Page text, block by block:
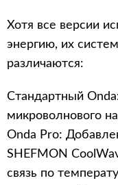
Хотя все версии
энергию, их
различаются:
Стандартный
микроволнового
Onda Pro:
SHEFMON
связь по